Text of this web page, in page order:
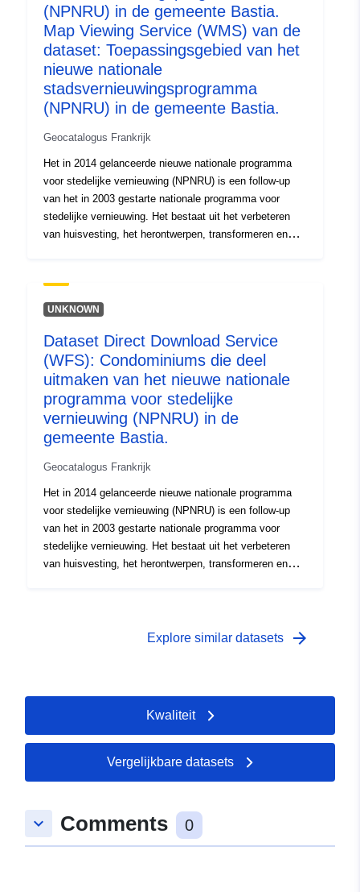
bestaat uit het verbeteren van huisvesting, het
herontwerpen, transformeren en rehabiliteren van wijken
door sloop en wederopbouw van sociale woningen en
woongebouwen. Dit dossier vertegenwoordigt de omtrek
van het district van regionaal belang gelegen in de
gemeente Bastia, gevalideerd in het in 2016
ondertekende prefiguratieprotocol.
(NPNRU) in de gemeente Bastia.
Map Viewing Service (WMS) van de
dataset: Toepassingsgebied van het
nieuwe nationale
stadsvernieuwingsprogramma
(NPNRU) in de gemeente Bastia.
Geocatalogus Frankrijk
Het in 2014 gelanceerde nieuwe nationale programma
voor stedelijke vernieuwing (NPNRU) is een follow-up
van het in 2003 gestarte nationale programma voor
stedelijke vernieuwing. Het bestaat uit het verbeteren
van huisvesting, het herontwerpen, transformeren en
vertegenwoordigt de omtrek van het district van
regionaal belang gelegen in de gemeente Bastia,
prefiguratieprotocol.
UNKNOWN
Dataset Direct Download Service
(WFS): Condominiums die deel
uitmaken van het nieuwe nationale
programma voor stedelijke
vernieuwing (NPNRU) in de
gemeente Bastia.
Geocatalogus Frankrijk
Het in 2014 gelanceerde nieuwe nationale programma
voor stedelijke vernieuwing (NPNRU) is een follow-up
van het in 2003 gestarte nationale programma voor
stedelijke vernieuwing. Het bestaat uit het verbeteren
van huisvesting, het herontwerpen, transformeren en
sociale huisvesting van het HLM-kantoor die zijn
wederopbouw van sociale woningen en woongebouwen.
Dit dossier vertegenwoordigt de afbakening van de drie
steden van sociale huisvesting van het HLM-kantoor die
Explore similar datasets arrow_forward
Kwaliteit
Vergelijkbare datasets
keyboard_arrow_down Comments 0